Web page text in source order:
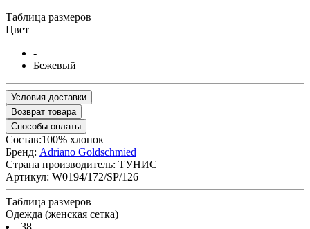
Таблица размеров
Цвет
-
Бежевый
Условия доставки
Возврат товара
Способы оплаты
Состав:100% хлопок
Бренд: Adriano Goldschmied
Страна производитель: ТУНИС
Артикул: W0194/172/SP/126
Таблица размеров
Одежда (женская сетка)
38